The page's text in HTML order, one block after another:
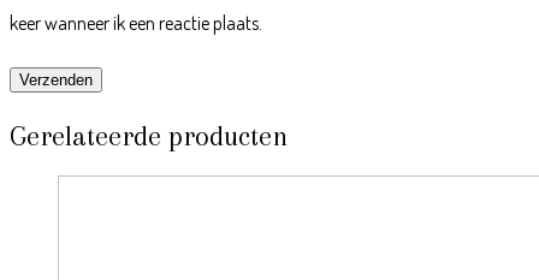
keer wanneer ik een reactie plaats.
Gerelateerde producten